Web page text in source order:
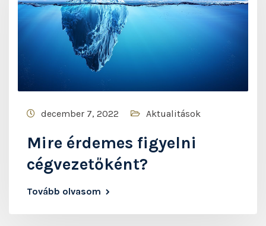
december 7, 2022 Aktualitások
Mire érdemes figyelni
cégvezetőként?
Tovább olvasom